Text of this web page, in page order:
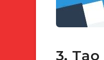
3.